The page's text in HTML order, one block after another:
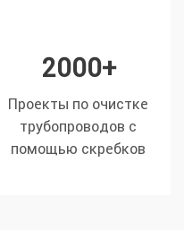
2000+
Проекты по очистке
трубопроводов с
помощью скребков